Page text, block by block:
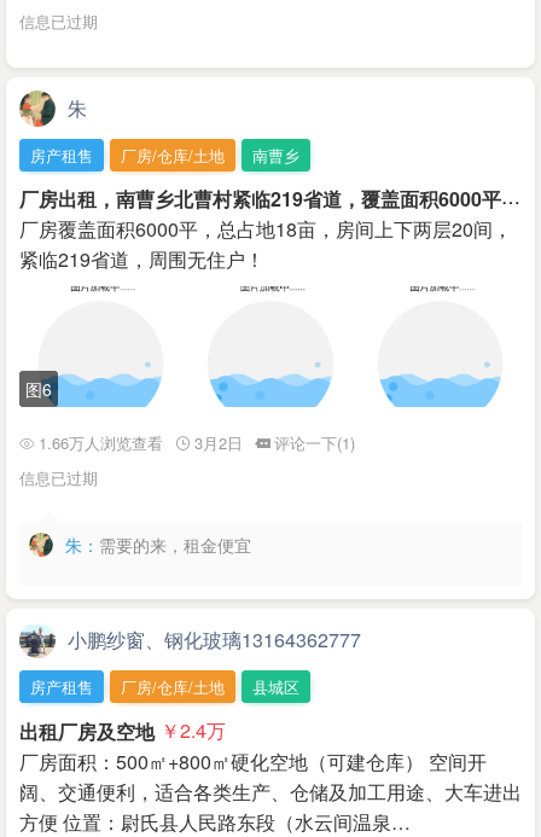
信息已过期
朱
房产租售 厂房/仓库/土地 南曹乡
厂
房出租，南曹乡北曹村紧临219省道，覆盖面积6000平，总占地18亩，房间上下两层20间，交通便利
厂房覆盖面积6000平，总占地18亩，房间上下两层20间，
紧临219省道，周围无住户！
图6
1.66万人浏览查看 3月2日
评论一下(1)
信息已过期
朱： 需要的来，租金便宜
小鹏纱窗、钢化玻璃13164362777
房产租售 厂房/仓库/土地 县城区
出租厂房及空地 ￥2.4万
厂房面积：500㎡+800㎡硬化空地（可建仓库） 空间开
阔、交通便利，适合各类生产、仓储及加工用途、大车进出
方便 位置：尉氏县人民路东段（水云间温泉…